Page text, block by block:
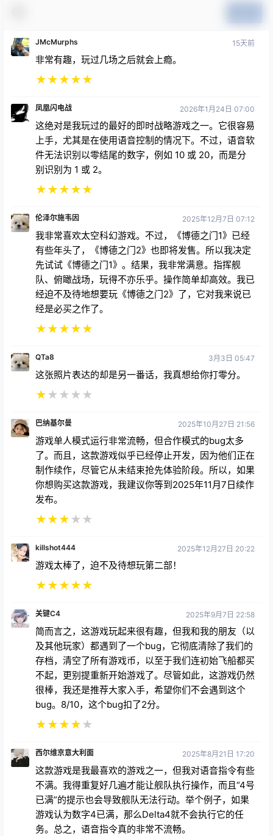
JMcMurphs 15天前
非常有趣，玩过几场之后就会上瘾。
★★★★★
凤凰闪电战 2026年1月24日 07:00
这绝对是我玩过的最好的即时战略游戏之一。它很容易
上手，尤其是在使用语音控制的情况下。不过，语音软
件无法识别以零结尾的数字，例如 10 或 20，而是分
别识别为 1 或 2。
★★★★★
伦泽尔施韦因 2025年12月7日 07:12
我非常喜欢太空科幻游戏。不过，《博德之门1》已经
有些年头了，《博德之门2》也即将发售。所以我决定
先试试《博德之门1》。结果，我非常满意。指挥舰
队、俯瞰战场，玩得不亦乐乎。操作简单却高效。我已
经迫不及待地想要玩《博德之门2》了，它对我来说已
经是必买之作了。
★★★★★
QTa8 3月3日 05:47
这张照片表达的却是另一番话，我真想给你打零分。
★★ ★ ★ ★
巴纳基尔曼 2025年10月27日 21:56
游戏单人模式运行非常流畅，但合作模式的bug太多
了。而且，这款游戏似乎已经停止开发，因为他们正在
制作续作，尽管它从未结束抢先体验阶段。所以，如果
你想购买这款游戏，我建议你等到2025年11月7日续作
发布。
★★★★ ★
killshot444 2025年12月27日 20:22
游戏太棒了，迫不及待想玩第二部！
★★★★★
关键C4 2025年9月7日 22:58
简而言之，这游戏玩起来很有趣，但我和我的朋友（以
及其他玩家）都遇到了一个bug，它彻底清除了我们的
存档，清空了所有游戏币，以至于我们连初始飞船都买
不起，更别提重新开始游戏了。尽管如此，这游戏仍然
很棒，我还是推荐大家入手，希望你们不会遇到这个
bug。8/10，这个bug扣了2分。
★★★★★
西尔维京意大利面 2025年8月21日 17:20
这款游戏是我最喜欢的游戏之一，但我对语音指令有些
不满。我得重复好几遍才能让舰队执行操作，而且“4号
已满”的提示也会导致舰队无法行动。举个例子，如果
游戏认为数字4已满，那么Delta4就不会执行它的任
务。总之，语音指令真的非常不流畅。